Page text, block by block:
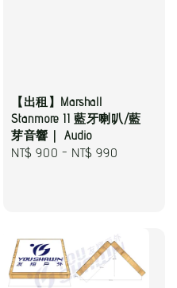
【出租】Marshall
Stanmore II 藍牙喇叭/藍
芽音響｜ Audio
Regular
NT$ 900 - NT$ 990